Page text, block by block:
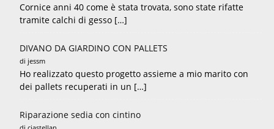
Cornice anni 40 come è stata trovata, sono state rifatte
tramite calchi di gesso […]
DIVANO DA GIARDINO CON PALLETS
di jessm
Ho realizzato questo progetto assieme a mio marito con
dei pallets recuperati in un […]
Riparazione sedia con cintino